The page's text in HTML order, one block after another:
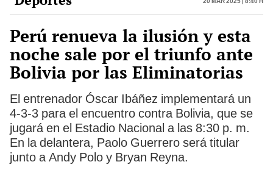
Perú renueva la ilusión y esta
noche sale por el triunfo ante
Bolivia por las Eliminatorias
El entrenador Óscar Ibáñez implementará un
4-3-3 para el encuentro contra Bolivia, que se
jugará en el Estadio Nacional a las 8:30 p. m.
En la delantera, Paolo Guerrero será titular
junto a Andy Polo y Bryan Reyna.